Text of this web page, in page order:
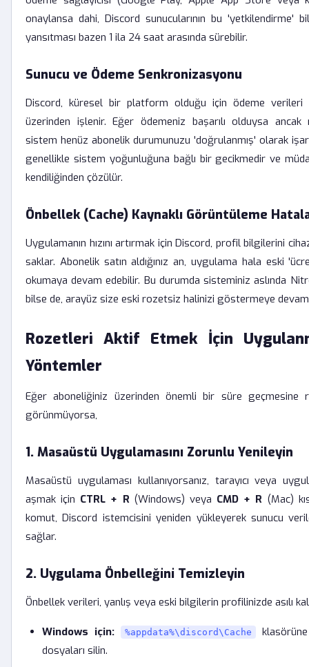
onaylansa dahi, Discord sunucularının bu 'yetkilendirme'
yansıtması bazen 1 ila 24 saat arasında sürebilir.
Sunucu ve Ödeme Senkronizasyonu
Discord, küresel bir platform olduğu için ödeme verileri
üzerinden işlenir. Eğer ödemeniz başarılı olduysa
sistem henüz abonelik durumunuzu 'doğrulanmış' olarak
genellikle sistem yoğunluğuna bağlı bir gecikmedir ve
kendiliğinden çözülür.
Önbellek (Cache) Kaynaklı Görüntüleme
Uygulamanın hızını artırmak için Discord, profil bilgilerini
saklar. Abonelik satın aldığınız an, uygulama hala eski
okumaya devam edebilir. Bu durumda sisteminiz aslında
bilse de, arayüz size eski rozetsiz halinizi göstermeye
Rozetleri Aktif Etmek İçin
Yöntemler
Eğer aboneliğiniz üzerinden önemli bir süre geçmesine
görünmüyorsa,
1. Masaüstü Uygulamasını Zorunlu Yenileyin
Masaüstü uygulaması kullanıyorsanız, tarayıcı veya
aşmak için CTRL + R(Windows) veya CMD + R (Mac)
komut, Discord istemcisini yeniden yükleyerek sunucu
sağlar.
2. Uygulama Önbelleğini Temizleyin
Önbellek verileri, yanlış veya eski bilgilerin profilinizde asılı
Windows için: %appdata%\discord\Cache
dosyaları silin.